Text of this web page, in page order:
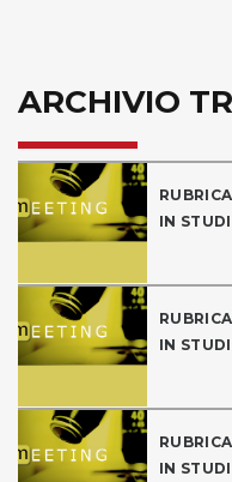
ARCHIVIO
IN
IN
IN